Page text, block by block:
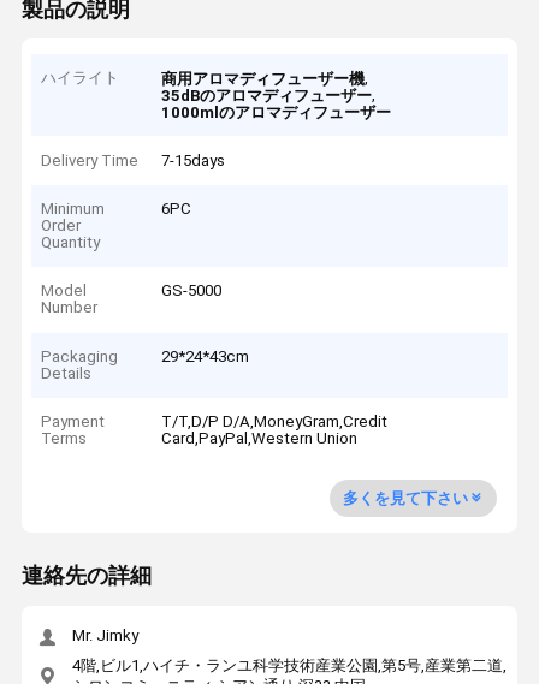
製品の説明
ハイライト 商用アロマディフューザー機,
35dBのアロマディフューザー,
1000mlのアロマディフューザー
Delivery Time 7-15days
Minimum
Order
Quantity
6PC
Model
Number
GS-5000
Packaging
Details
29*24*43cm
Payment
Terms
T/T,D/P D/A,MoneyGram,Credit
Card,PayPal,Western Union
多くを見て下さい
連絡先の詳細
Mr. Jimky
4階,ビル1,ハイチ・ランユ科学技術産業公園,第5号,産業第二道,